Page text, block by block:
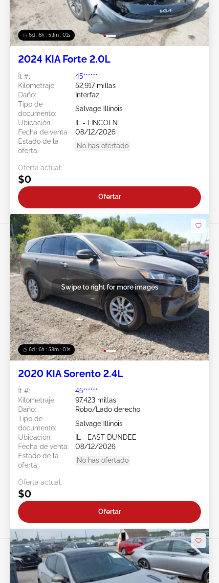
6d : 6h : 52m : 58s
2024 KIA Forte 2.0L
Ít #:
45******
Kilometraje:
52,917 millas
Daño:
Interfaz
Tipo de
documento:
Salvage Illinois
Ubicación:
IL - LINCOLN
Fecha de venta:
08/12/2026
Estado de la
oferta:
No has ofertado
Oferta actual:
$0
Ofertar
6d : 6h : 52m : 58s
Swipe to right for more images
2020 KIA Sorento 2.4L
Ít #:
45******
Kilometraje:
97,423 millas
Daño:
Robo/Lado derecho
Tipo de
documento:
Salvage Illinois
Ubicación:
IL - EAST DUNDEE
Fecha de venta:
08/12/2026
Estado de la
oferta:
No has ofertado
Oferta actual:
$0
Ofertar